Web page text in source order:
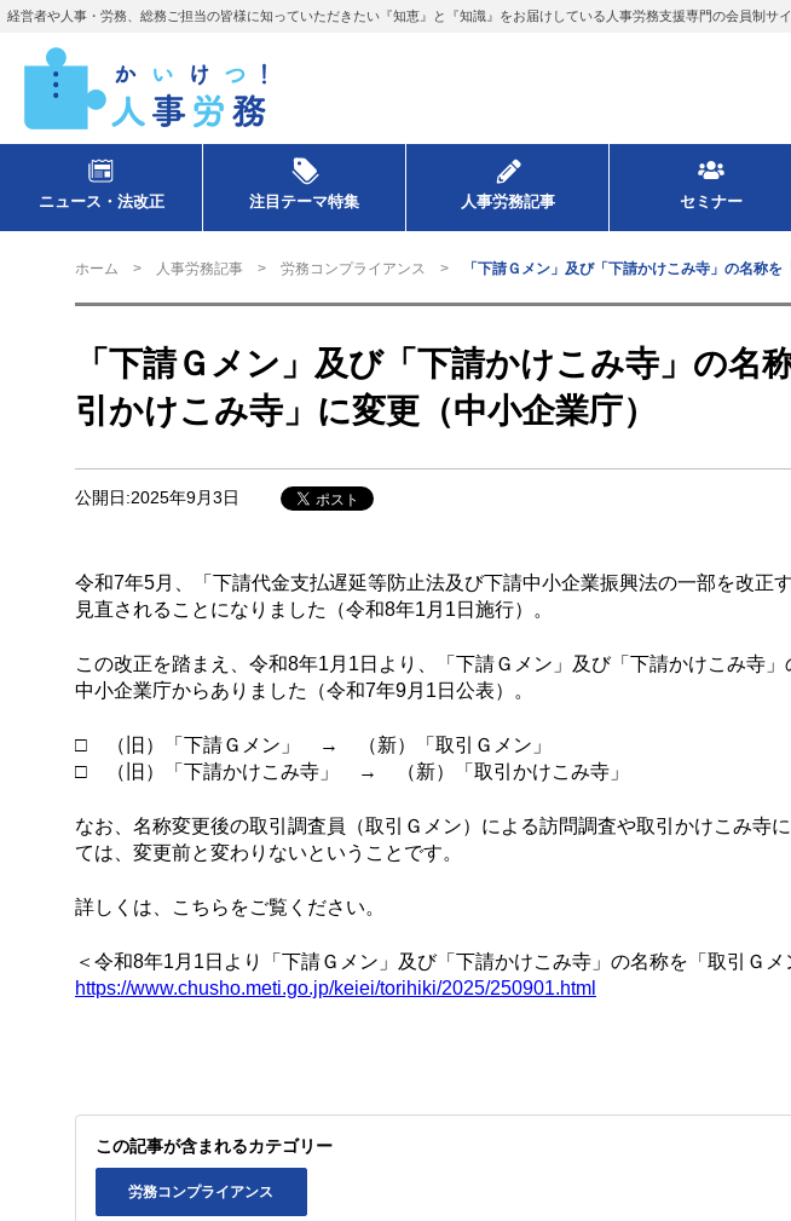
経営者や人事・労務、総務ご担当の皆様に知っていただきたい『知恵』と『知識』をお届けしている人事労務支援専門の会員制サイ
ニュース・法改正 注目テーマ特集 人事労務記事 セミナー
ホーム 人事労務記事 労務コンプライアンス 「下請Ｇメン」及び「下請かけこみ寺」の名称
「下請Ｇメン」及び「下請かけこみ寺」の名
引かけこみ寺」に変更（中小企業庁）
公開日:2025年9月3日
令和7年5月、「下請代金支払遅延等防止法及び下請中小企業振興法の一部を改正
見直されることになりました（令和8年1月1日施行）。
この改正を踏まえ、令和8年1月1日より、「下請Ｇメン」及び「下請かけこみ寺
中小企業庁からありました（令和7年9月1日公表）。
□ （旧）「下請Ｇメン」 → （新）「取引Ｇメン」
□ （旧）「下請かけこみ寺」 → （新）「取引かけこみ寺」
なお、名称変更後の取引調査員（取引Ｇメン）による訪問調査や取引かけこみ寺
ては、変更前と変わりないということです。
詳しくは、こちらをご覧ください。
＜令和8年1月1日より「下請Ｇメン」及び「下請かけこみ寺」の名称を「取引Ｇ
https://www.chusho.meti.go.jp/keiei/torihiki/2025/250901.html
この記事が含まれるカテゴリー
労務コンプライアンス